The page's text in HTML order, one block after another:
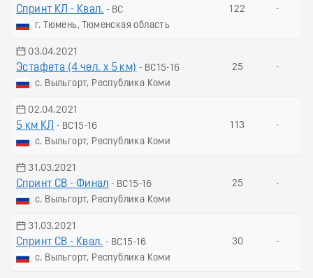
Спринт КЛ - Квал. - ВС
г. Тюмень, Тюменская область
122 -
03.04.2021
Эстафета (4 чел. х 5 км) - ВС15-16
с. Выльгорт, Республика Коми
25 -
02.04.2021
5 км КЛ
- ВС15-16
с. Выльгорт, Республика Коми
113 -
31.03.2021
Спринт СВ - Финал - ВС15-16
с. Выльгорт, Республика Коми
25 -
31.03.2021
Спринт СВ - Квал. - ВС15-16
с. Выльгорт, Республика Коми
30 -